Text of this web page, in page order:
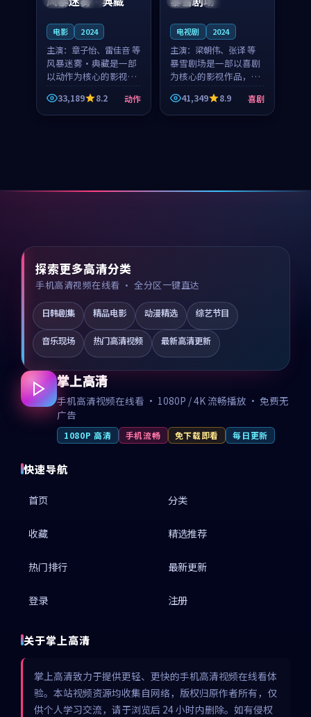
电影 2024
主演： 章子怡、雷佳音 等
风暴迷雾·典藏是一部
以动作为核心的影视作
品，围绕危机、反转与
人物成长展开，整体节
奏紧凑，值得推荐观
33,189 8.2 动作
电视剧 2024
主演： 梁朝伟、张译 等
暴雪剧场是一部以喜剧
为核心的影视作品，围
绕危机、反转与人物成
长展开，整体节奏紧
凑，值得推荐观看。
41,349 8.9 喜剧
探索更多高清分类
手机高清视频在线看 · 全分区一键直达
日韩剧集 精品电影 动漫精选 综艺节目
音乐现场 热门高清视频 最新高清更新
掌上高清
手机高清视频在线看 · 1080P / 4K 流畅播放 · 免费无
广告
1080P 高清 手机流畅 免下载即看 每日更新
快速导航
首页 分类
收藏 精选推荐
热门排行 最新更新
登录 注册
关于掌上高清
掌上高清致力于提供更轻、更快的手机高清视频在线看体
验。本站视频资源均收集自网络，版权归原作者所有，仅
供个人学习交流，请于浏览后 24 小时内删除。如有侵权